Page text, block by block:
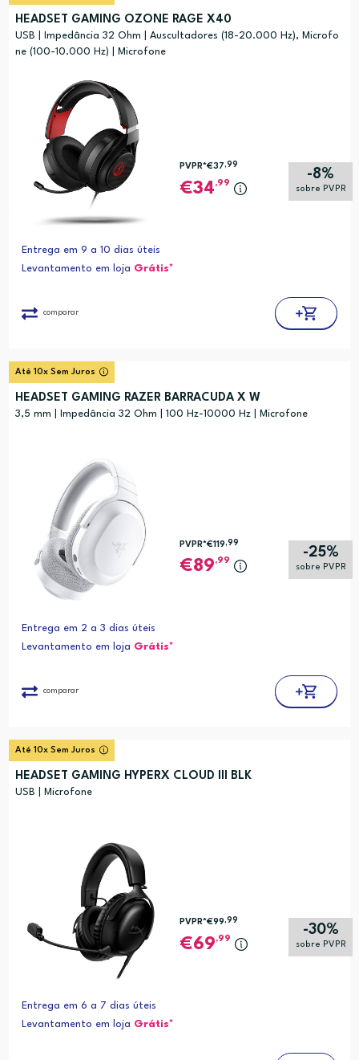
HEADSET GAMING OZONE RAGE X40
USB | Impedância 32 Ohm | Auscultadores (18-20.000 Hz), Microfo
ne (100-10.000 Hz) | Microfone
-8%
sobre PVPR
PVPR*€37,99
34,99
Entrega em 9 a 10 dias úteis
Levantamento em loja Grátis*
comparar
Até 10x Sem Juros
HEADSET GAMING RAZER BARRACUDA X W
3,5 mm | Impedância 32 Ohm | 100 Hz-10000 Hz | Microfone
-25%
sobre PVPR
PVPR*€119 ,99
89,99
Entrega em 2 a 3 dias úteis
Levantamento em loja Grátis*
comparar
Até 10x Sem Juros
HEADSET GAMING HYPERX CLOUD III BLK
USB | Microfone
-30%
sobre PVPR
PVPR*€99,99
69,99
Entrega em 6 a 7 dias úteis
Levantamento em loja Grátis*